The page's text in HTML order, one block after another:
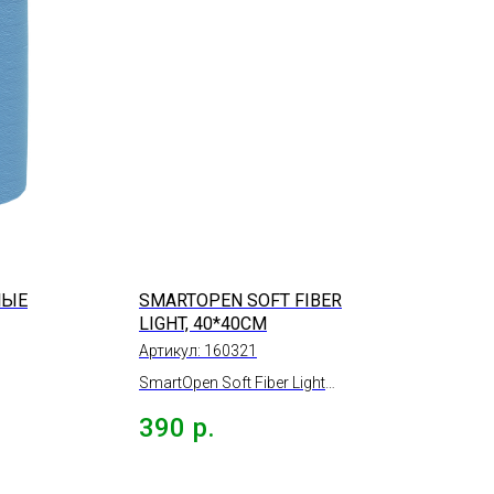
SMARTOPEN SOFT FIBER
LIGHT, 40*40СМ
Артикул: 160321
SmartOpen Soft Fiber Light
супермягкая 340гр. 2шт.,
390 р.